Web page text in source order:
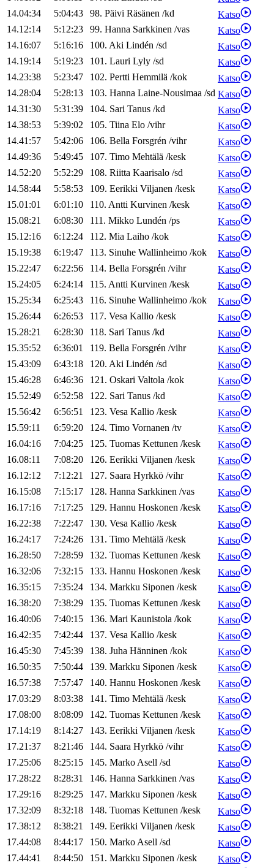
14.04:34
5:04:43 98. Päivi Räsänen /kd
Katso
14.12:14
5:12:23 99. Hanna Sarkkinen /vas
Katso
14.16:07
5:16:16 100. Aki Lindén /sd
Katso
14.19:14
5:19:23 101. Lauri Lyly /sd
Katso
14.23:38
5:23:47 102. Pertti Hemmilä /kok
Katso
14.28:04
5:28:13 103. Hanna Laine-Nousimaa /sd Katso
14.31:30
5:31:39 104. Sari Tanus /kd
Katso
14.38:53
5:39:02 105. Tiina Elo /vihr
Katso
14.41:57
5:42:06 106. Bella Forsgrén /vihr
Katso
14.49:36
5:49:45 107. Timo Mehtälä /kesk
Katso
14.52:20
5:52:29 108. Riitta Kaarisalo /sd
Katso
14.58:44
5:58:53 109. Eerikki Viljanen /kesk
Katso
15.01:01
6:01:10 110. Antti Kurvinen /kesk
Katso
15.08:21
6:08:30 111. Mikko Lundén /ps
Katso
15.12:16
6:12:24 112. Mia Laiho /kok
Katso
15.19:38
6:19:47 113. Sinuhe Wallinheimo /kok
Katso
15.22:47
6:22:56 114. Bella Forsgrén /vihr
Katso
15.24:05
6:24:14 115. Antti Kurvinen /kesk
Katso
15.25:34
6:25:43 116. Sinuhe Wallinheimo /kok
Katso
15.26:44
6:26:53 117. Vesa Kallio /kesk
Katso
15.28:21
6:28:30 118. Sari Tanus /kd
Katso
15.35:52
6:36:01 119. Bella Forsgrén /vihr
Katso
15.43:09
6:43:18 120. Aki Lindén /sd
Katso
15.46:28
6:46:36 121. Oskari Valtola /kok
Katso
15.52:49
6:52:58 122. Sari Tanus /kd
Katso
15.56:42
6:56:51 123. Vesa Kallio /kesk
Katso
15.59:11
6:59:20 124. Timo Vornanen /tv
Katso
16.04:16
7:04:25 125. Tuomas Kettunen /kesk
Katso
16.08:11
7:08:20 126. Eerikki Viljanen /kesk
Katso
16.12:12
7:12:21 127. Saara Hyrkkö /vihr
Katso
16.15:08
7:15:17 128. Hanna Sarkkinen /vas
Katso
16.17:16
7:17:25 129. Hannu Hoskonen /kesk
Katso
16.22:38
7:22:47 130. Vesa Kallio /kesk
Katso
16.24:17
7:24:26 131. Timo Mehtälä /kesk
Katso
16.28:50
7:28:59 132. Tuomas Kettunen /kesk
Katso
16.32:06
7:32:15 133. Hannu Hoskonen /kesk
Katso
16.35:15
7:35:24 134. Markku Siponen /kesk
Katso
16.38:20
7:38:29 135. Tuomas Kettunen /kesk
Katso
16.40:06
7:40:15 136. Mari Kaunistola /kok
Katso
16.42:35
7:42:44 137. Vesa Kallio /kesk
Katso
16.45:30
7:45:39 138. Juha Hänninen /kok
Katso
16.50:35
7:50:44 139. Markku Siponen /kesk
Katso
16.57:38
7:57:47 140. Hannu Hoskonen /kesk
Katso
17.03:29
8:03:38 141. Timo Mehtälä /kesk
Katso
17.08:00
8:08:09 142. Tuomas Kettunen /kesk
Katso
17.14:19
8:14:27 143. Eerikki Viljanen /kesk
Katso
17.21:37
8:21:46 144. Saara Hyrkkö /vihr
Katso
17.25:06
8:25:15 145. MarkoAsell /sd
Katso
17.28:22
8:28:31 146. Hanna Sarkkinen /vas
Katso
17.29:16
8:29:25 147. Markku Siponen /kesk
Katso
17.32:09
8:32:18 148. Tuomas Kettunen /kesk
Katso
17.38:12
8:38:21 149. Eerikki Viljanen /kesk
Katso
17.44:08
8:44:17 150. MarkoAsell /sd
Katso
17.44:41
8:44:50 151. Markku Siponen /kesk
Katso